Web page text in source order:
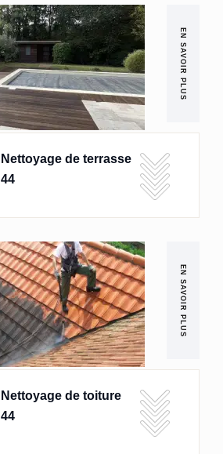
EN SAVOIR PLUS
Nettoyage de terrasse
44
EN SAVOIR PLUS
Nettoyage de toiture
44